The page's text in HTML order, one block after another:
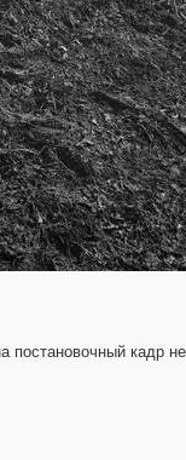
постановочный кадр